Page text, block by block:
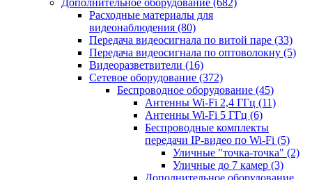
Дополнительное оборудование (682)
Расходные материалы для
видеонаблюдения (80)
Передача видеосигнала по витой паре (33)
Передача видеосигнала по оптоволокну (5)
Видеоразветвители (16)
Сетевое оборудование (372)
Беспроводное оборудование (45)
Антенны Wi-Fi 2,4 ГГц (11)
Антенны Wi-Fi 5 ГГц (6)
Беспроводные комплекты
передачи IP-видео по Wi-Fi (5)
Уличные "точка-точка" (2)
Уличные до 7 камер (3)
Дополнительное оборудование